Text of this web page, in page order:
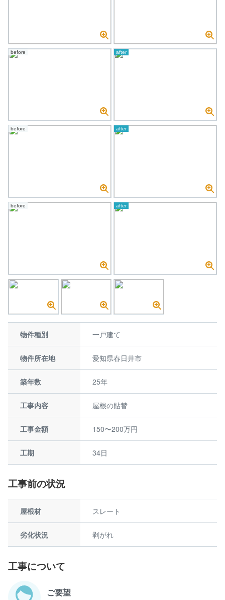
before after
before after
before after
物件種別 一戸建て
物件所在地 愛知県春日井市
築年数 25年
工事内容 屋根の貼替
工事金額 150〜200万円
工期 34日
工事前の状況
屋根材 スレート
劣化状況 剥がれ
工事について
ご要望